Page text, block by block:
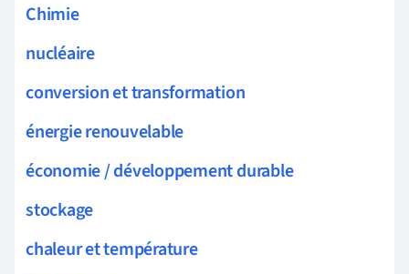
Chimie
nucléaire
conversion et transformation
énergie renouvelable
économie / développement durable
stockage
chaleur et température